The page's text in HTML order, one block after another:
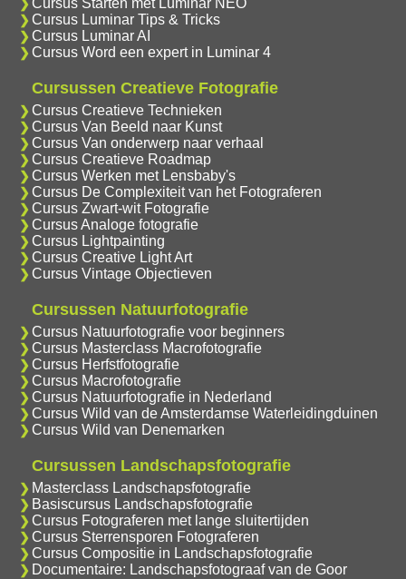
Cursus Starten met Luminar NEO
Cursus Luminar Tips & Tricks
Cursus Luminar AI
Cursus Word een expert in Luminar 4
Cursussen Creatieve Fotografie
Cursus Creatieve Technieken
Cursus Van Beeld naar Kunst
Cursus Van onderwerp naar verhaal
Cursus Creatieve Roadmap
Cursus Werken met Lensbaby's
Cursus De Complexiteit van het Fotograferen
Cursus Zwart-wit Fotografie
Cursus Analoge fotografie
Cursus Lightpainting
Cursus Creative Light Art
Cursus Vintage Objectieven
Cursussen Natuurfotografie
Cursus Natuurfotografie voor beginners
Cursus Masterclass Macrofotografie
Cursus Herfstfotografie
Cursus Macrofotografie
Cursus Natuurfotografie in Nederland
Cursus Wild van de Amsterdamse Waterleidingduinen
Cursus Wild van Denemarken
Cursussen Landschapsfotografie
Masterclass Landschapsfotografie
Basiscursus Landschapsfotografie
Cursus Fotograferen met lange sluitertijden
Cursus Sterrensporen Fotograferen
Cursus Compositie in Landschapsfotografie
Documentaire: Landschapsfotograaf van de Goor